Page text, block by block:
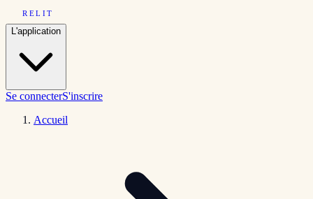
RELIT
L'application
Se connecterS'inscrire
Accueil